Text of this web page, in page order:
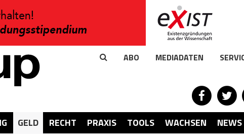
ABO MEDIADATEN
GELD RECHT PRAXIS TOOLS WACHSEN NEWS